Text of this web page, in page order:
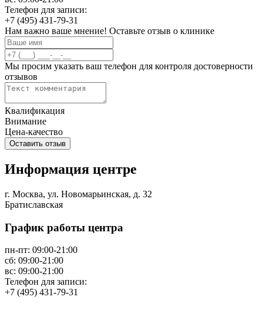
Телефон для записи:
+7 (495) 431-79-31
Нам важно ваше мнение! Оставьте отзыв о клинике
Мы просим указать ваш телефон для контроля достоверности
отзывов
Квалификация
Внимание
Цена-качество
Информация центре
г. Москва, ул. Новомарьинская, д. 32
Братиславская
График работы центра
пн-пт: 09:00-21:00
сб: 09:00-21:00
вс: 09:00-21:00
Телефон для записи:
+7 (495) 431-79-31